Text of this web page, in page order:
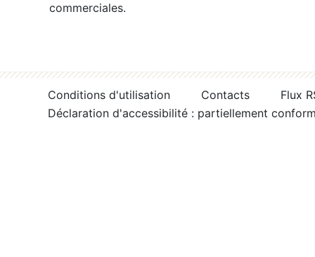
commerciales.
Conditions d'utilisation Contacts
Flux
Déclaration d'accessibilité : partiellement